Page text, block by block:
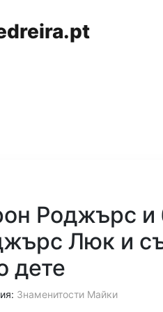
Роджърс и
Люк и
дете
Знаменитости Майки